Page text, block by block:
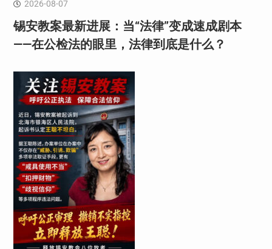
2026-08-07
锡安教案最新进展：当“法律”变成速成剧本
——在公检法的眼里，法律到底是什么？